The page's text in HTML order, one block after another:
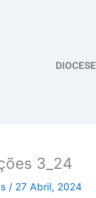
DIOCESE
3_24
/ 27 Abril, 2024